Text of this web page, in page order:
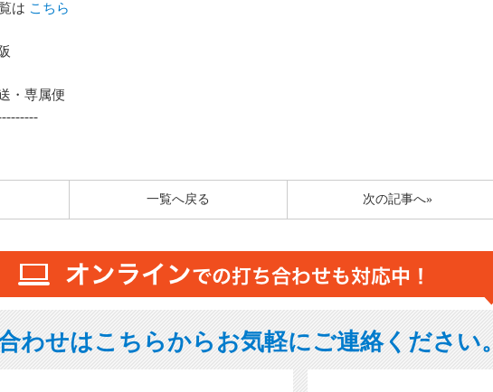
は こちら
・専属便
次の記事へ»
一覧へ戻る
わせはこちらからお気軽にご連絡ください。